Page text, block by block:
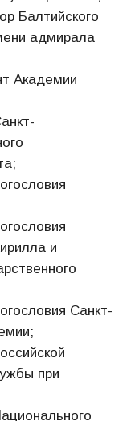
Балтийского
адмирала
Академии
и
Санкт-
при